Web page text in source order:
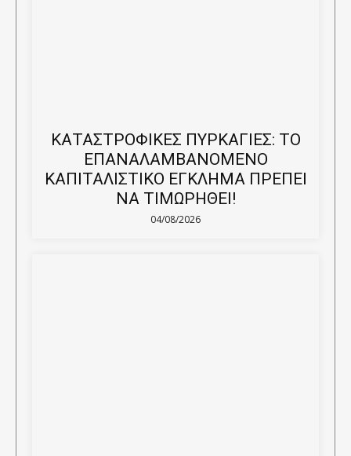
ΚΑΤΑΣΤΡΟΦΙΚΕΣ ΠΥΡΚΑΓΙΕΣ: ΤΟ
ΕΠΑΝΑΛΑΜΒΑΝΟΜΕΝΟ
ΚΑΠΙΤΑΛΙΣΤΙΚΟ ΕΓΚΛΗΜΑ ΠΡΕΠΕΙ
ΝΑ ΤΙΜΩΡΗΘΕΙ!
04/08/2026